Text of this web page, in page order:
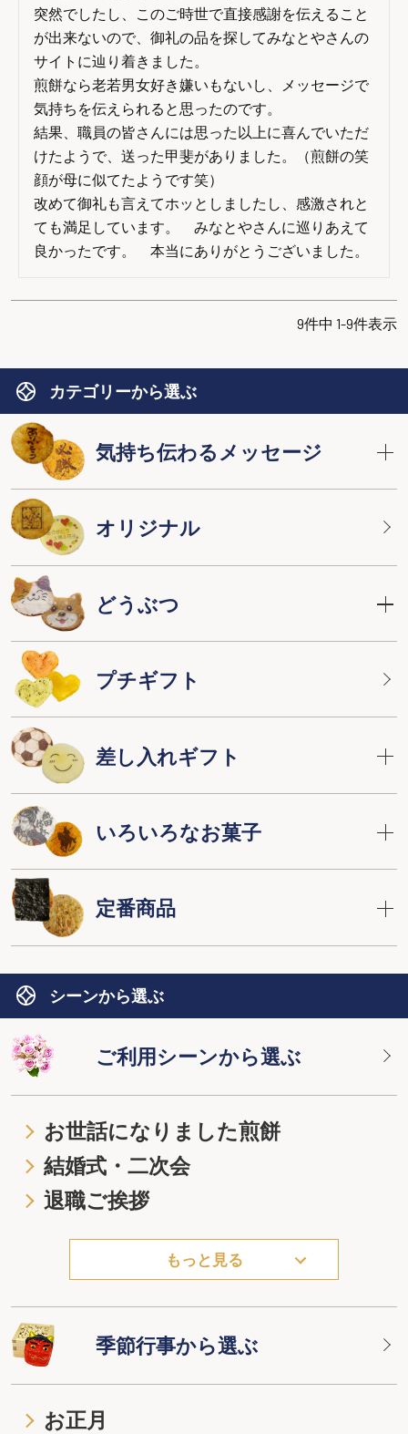
突然でしたし、このご時世で直接感謝を伝えること
が出来ないので、御礼の品を探してみなとやさんの
サイトに辿り着きました。
煎餅なら老若男女好き嫌いもないし、メッセージで
気持ちを伝えられると思ったのです。
結果、職員の皆さんには思った以上に喜んでいただ
けたようで、送った甲斐がありました。（煎餅の笑
顔が母に似てたようです笑）
改めて御礼も言えてホッとしましたし、感激されと
ても満足しています。　みなとやさんに巡りあえて
良かったです。　本当にありがとうございました。
9件中 1-9件表示
カテゴリーから選ぶ
気持ち伝わるメッセージ
オリジナル
どうぶつ
プチギフト
差し入れギフト
いろいろなお菓子
定番商品
シーンから選ぶ
ご利用シーンから選ぶ
お世話になりました煎餅
結婚式・二次会
退職ご挨拶
もっと見る
季節行事から選ぶ
お正月